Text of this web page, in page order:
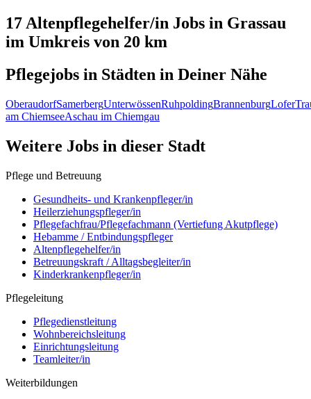
17 Altenpflegehelfer/in Jobs in Grassau
im Umkreis von 20 km
Pflegejobs in Städten in Deiner Nähe
OberaudorfSamerbergUnterwössenRuhpoldingBrannenburgLofer
am ChiemseeAschau im Chiemgau
Weitere Jobs in dieser Stadt
Pflege und Betreuung
Gesundheits- und Krankenpfleger/in
Heilerziehungspfleger/in
Pflegefachfrau/Pflegefachmann (Vertiefung Akutpflege)
Hebamme / Entbindungspfleger
Altenpflegehelfer/in
Betreuungskraft / Alltagsbegleiter/in
Kinderkrankenpfleger/in
Pflegeleitung
Pflegedienstleitung
Wohnbereichsleitung
Einrichtungsleitung
Teamleiter/in
Weiterbildungen